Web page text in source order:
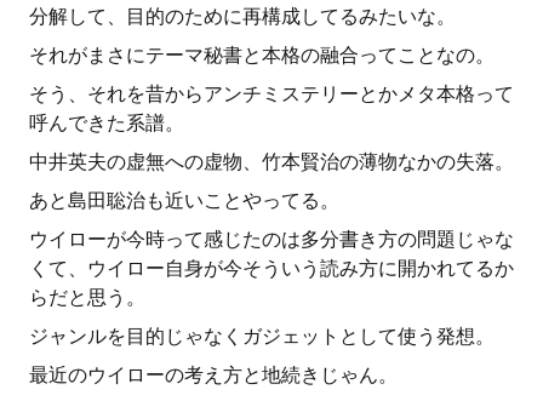
分解して、目的のために再構成してるみたいな。
それがまさにテーマ秘書と本格の融合ってことなの。
そう、それを昔からアンチミステリーとかメタ本格って
呼んできた系譜。
中井英夫の虚無への虚物、竹本賢治の薄物なかの失落。
あと島田聡治も近いことやってる。
ウイローが今時って感じたのは多分書き方の問題じゃな
くて、ウイロー自身が今そういう読み方に開かれてるか
らだと思う。
ジャンルを目的じゃなくガジェットとして使う発想。
最近のウイローの考え方と地続きじゃん。